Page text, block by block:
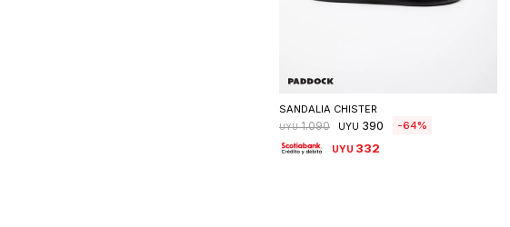
SANDALIA CHISTER
UYU 1.090 UYU 390 64
UYU 332